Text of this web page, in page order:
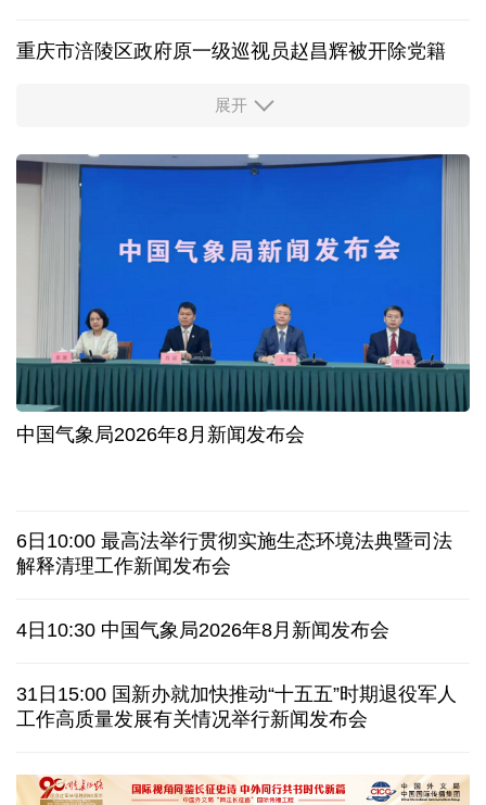
重庆市涪陵区政府原一级巡视员赵昌辉被开除党籍
从“向新”“向优”读懂中国经济韧性活力
前7月海南离岛免税购物额216亿元 同比增长17.9%
60余国家、地区和国际组织在今年服贸会设展办会
"反向海淘"持续火热，外国游客为啥爱上"中国购"？
"一公里"产业链出圈 深圳华强北迎来全球采购热潮
盘活城市闲置资产 露台经济激活城市消费新动能
霍尔木兹海峡“有限恢复” 能源运输仍存变数
英国首相安迪·伯纳姆正考虑调查爱泼斯坦在英活动
德国机场一架乌克兰运输机旁发现携爆炸物无人机
展开
中国气象局2026年8月新闻发布会
6日10:00 最高法举行贯彻实施生态环境法典暨司法
解释清理工作新闻发布会
4日10:30 中国气象局2026年8月新闻发布会
31日15:00 国新办就加快推动“十五五”时期退役军人
工作高质量发展有关情况举行新闻发布会